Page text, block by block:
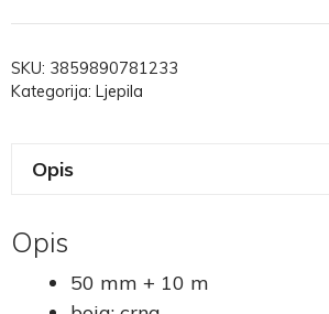
SKU: 3859890781233
Kategorija: Ljepila
Opis
Opis
50 mm + 10 m